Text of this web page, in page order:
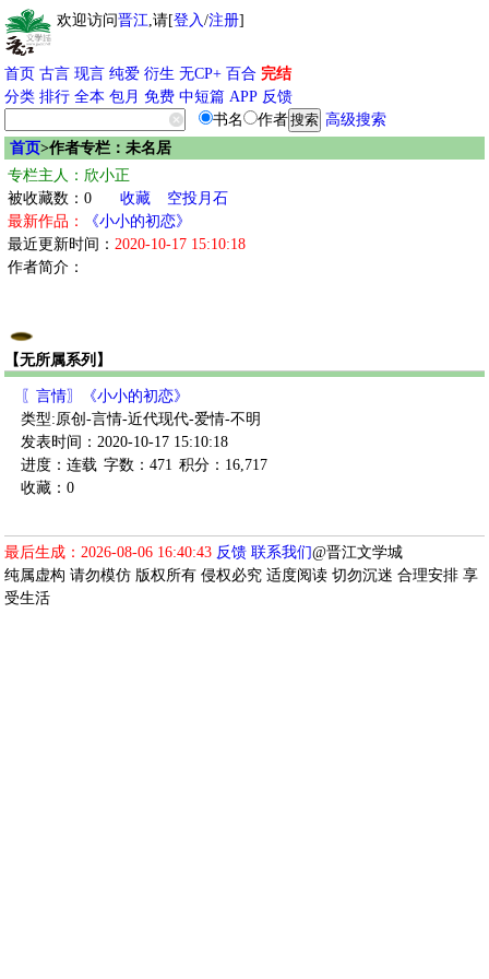
欢迎访问晋江,请[登入/注册]
首页 古言 现言 纯爱 衍生 无CP+ 百合 完结
分类 排行 全本 包月 免费 中短篇 APP 反馈
书名
作者
高级搜索
首页>作者专栏：未名居
专栏主人：欣小正
被收藏数：0
收藏
空投月石
最新作品：
《小小的初恋》
最近更新时间： 2020-10-17 15:10:18
作者简介：
【无所属系列】
〖言情〗《小小的初恋》
类型:原创-言情-近代现代-爱情-不明
发表时间：2020-10-17 15:10:18
进度：连载 字数：471 积分：16,717
收藏：0
最后生成：2026-08-06 16:40:43 反馈 联系我们@晋江文学城
纯属虚构 请勿模仿 版权所有 侵权必究 适度阅读 切勿沉迷 合理安排 享
受生活